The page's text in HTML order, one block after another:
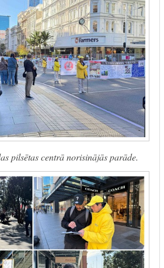
pilsētas centrā norisinājās parāde.